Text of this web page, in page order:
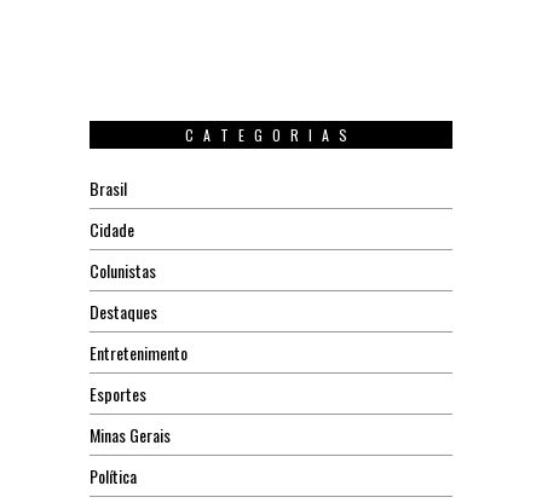
CATEGORIAS
Brasil
Cidade
Colunistas
Destaques
Entretenimento
Esportes
Minas Gerais
Política